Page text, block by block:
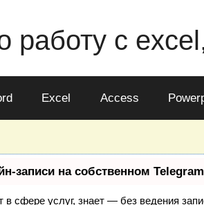
работу с
Excel Access
записи на собственном
в сфере услуг, знает — без ведения